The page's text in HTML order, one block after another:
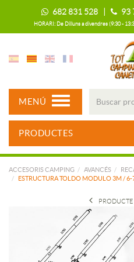
682 831 528 | 93
HORARI: De Dilluns a divendres (9:30 -
MENÚ
PRODUCTES
ACCESORIS CAMPING AVANCÉS
ESTRUCTURA TOLDO MODULO 3M / 6-